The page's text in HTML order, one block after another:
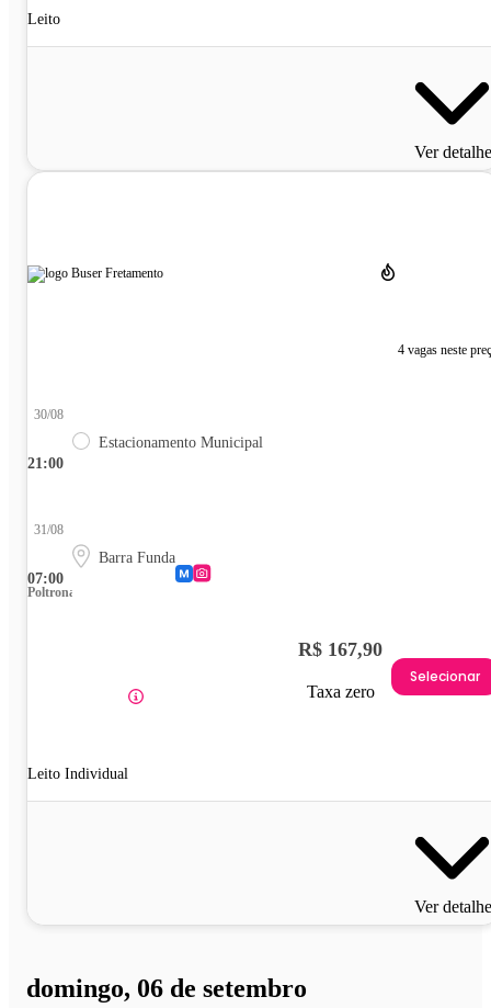
Leito
Ver
4 vagas neste
21:00
30/08
Estacionamento Municipal
07:00
31/08
Barra Funda
Poltrona
Leito Individual
R$ 167,90
Taxa zero
Selecionar
Ver
domingo, 06 de setembro